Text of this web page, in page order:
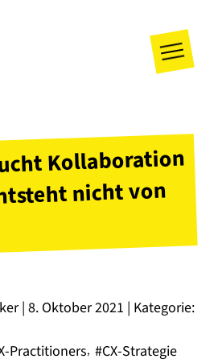
Kollaboration
nicht von
| 8. Oktober 2021 | Kategorie:
Practitioners, #CX-Strategie